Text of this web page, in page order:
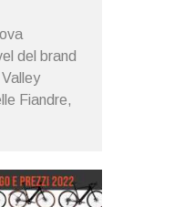
del brand
Fiandre,